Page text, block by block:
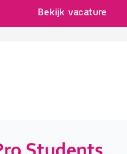
het jaar.
mensen voor
Bekijk vacature